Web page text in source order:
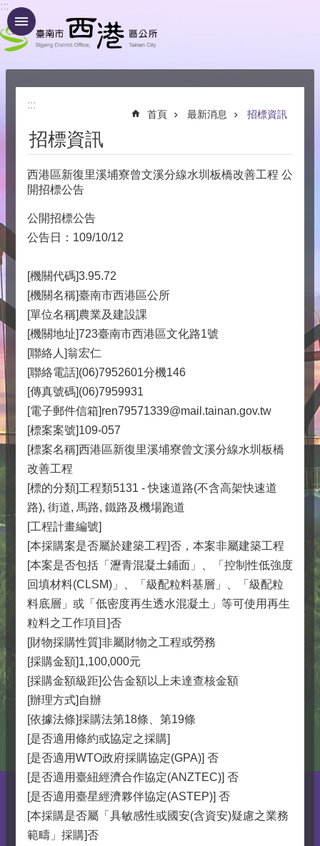
跳到主要內容區塊
:::
:::
首頁 最新消息 招標資訊
招標資訊
西港區新復里溪埔寮曾文溪分線水圳板橋改善工程 公
開招標公告
公開招標公告
公告日：109/10/12
[機關代碼]3.95.72
[機關名稱]臺南市西港區公所
[單位名稱]農業及建設課
[機關地址]723臺南市西港區文化路1號
[聯絡人]翁宏仁
[聯絡電話](06)7952601分機146
[傳真號碼](06)7959931
[電子郵件信箱]ren79571339@mail.tainan.gov.tw
[標案案號]109-057
[標案名稱]西港區新復里溪埔寮曾文溪分線水圳板橋
改善工程
[標的分類]工程類5131 - 快速道路(不含高架快速道
路), 街道, 馬路, 鐵路及機場跑道
[工程計畫編號]
[本採購案是否屬於建築工程]否，本案非屬建築工程
[本案是否包括「瀝青混凝土鋪面」、「控制性低強度
回填材料(CLSM)」、「級配粒料基層」、「級配粒
料底層」或「低密度再生透水混凝土」等可使用再生
粒料之工作項目]否
[財物採購性質]非屬財物之工程或勞務
[採購金額]1,100,000元
[採購金額級距]公告金額以上未達查核金額
[辦理方式]自辦
[依據法條]採購法第18條、第19條
[是否適用條約或協定之採購]
[是否適用WTO政府採購協定(GPA)] 否
[是否適用臺紐經濟合作協定(ANZTEC)] 否
[是否適用臺星經濟夥伴協定(ASTEP)] 否
[本採購是否屬「具敏感性或國安(含資安)疑慮之業務
範疇」採購]否